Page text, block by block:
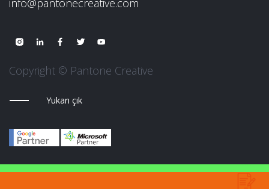
info@pantonecreative.com
Copyright © Pantone Creative
Yukarı çık